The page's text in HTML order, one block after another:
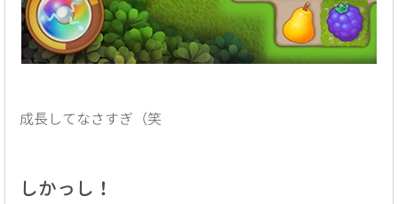
成長してなさすぎ（笑
しかっし！